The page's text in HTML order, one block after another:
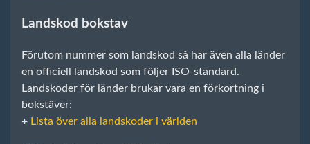
Landskod bokstav
Förutom nummer som landskod så har även alla länder
en officiell landskod som följer ISO-standard.
Landskoder för länder brukar vara en förkortning i
bokstäver:
+ Lista över alla landskoder i världen